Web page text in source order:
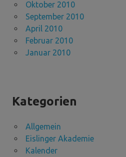
Oktober 2010
September 2010
April 2010
Februar 2010
Januar 2010
Kategorien
Allgemein
Eislinger Akademie
Kalender